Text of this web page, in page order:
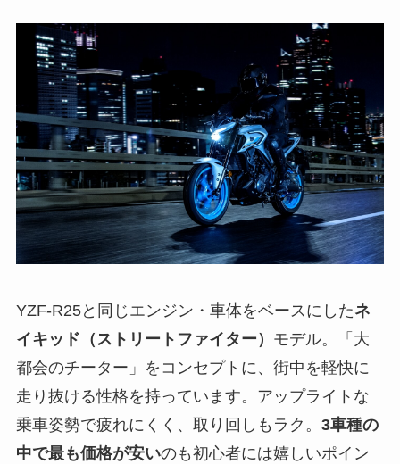
YZF-R25と同じエンジン・車体をベースにしたネ
イキッド（ストリートファイター） モデル。「大
都会のチーター」をコンセプトに、街中を軽快に
走り抜ける性格を持っています。アップライトな
乗車姿勢で疲れにくく、取り回しもラク。 3車種の
中で最も価格が安いのも初心者には嬉しいポイン